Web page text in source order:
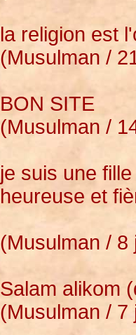
la religion est
(Musulman /
BON SITE
(Musulman /
je suis une
heureuse et
(Musulman / 8
Salam alikom
(Musulman / 7